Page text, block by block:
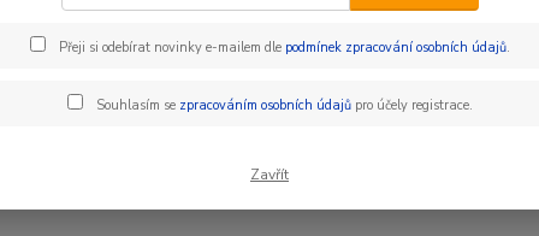
lehká a kvalitní německá
pro každého!!! Karbonový
Celoodpružená elektrokola s
Line SX (BDU31)
Přeji si odebírat novinky e-mailem dle podmínek zpracování osobních údajů.
Souhlasím se zpracováním osobních údajůpro účely registrace.
Zavřít